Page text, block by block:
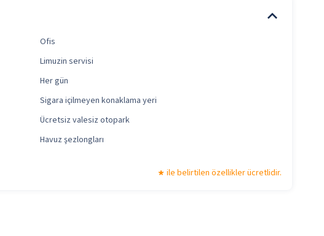
Ofis
Limuzin servisi
Her gün
Sigara içilmeyen konaklama yeri
Ücretsiz valesiz otopark
Havuz şezlongları
ile belirtilen özellikler ücretlidir.